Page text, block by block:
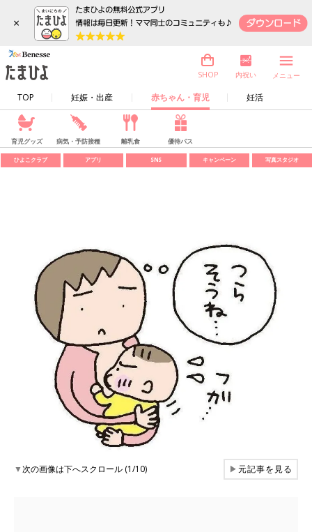
×
TOP 妊娠・出産 赤ちゃん・育児 妊活
SHOP 内祝い メニュー
育児グッズ 病気・予防接種 離乳食 優待パス
ひよこクラブ アプリ SNS キャンペーン 写真スタジオ
▼次の画像は下へスクロール (1/10) ▶元記事を見る